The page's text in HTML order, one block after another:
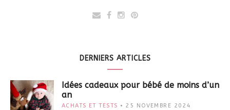
DERNIERS ARTICLES
Idées cadeaux pour bébé de moins d’un
an
ACHATS ET TESTS 25 NOVEMBRE 2024